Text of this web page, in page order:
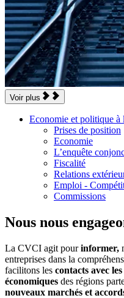
Voir plus
Economie et politique à
Prises de position
Economie
L’enquête
Fiscalité
Relations
Emploi -
Commissions
Nous nous
La CVCI agit pourinformer,
entreprises dans la
facilitons les contacts avec
économiques des régions
nouveaux marchés et